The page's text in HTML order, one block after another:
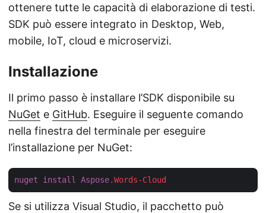
ottenere tutte le capacità di elaborazione di testi.
SDK può essere integrato in Desktop, Web,
mobile, IoT, cloud e microservizi.
Installazione
Il primo passo è installare l’SDK disponibile su
NuGet e GitHub. Eseguire il seguente comando
nella finestra del terminale per eseguire
l’installazione per NuGet:
nuget install Aspose.Words-Cloud
Se si utilizza Visual Studio, il pacchetto può